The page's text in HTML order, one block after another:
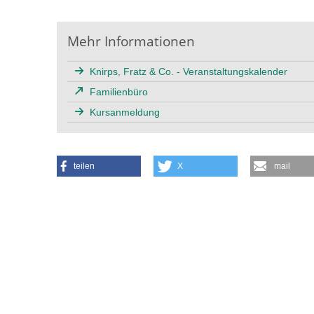
Mehr Informationen
Knirps, Fratz & Co. - Veranstaltungskalender
Familienbüro
Kursanmeldung
teilen X mail